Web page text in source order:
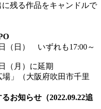
残る作品をキャンドルで
（日） いずれも17:00～
（月）に延期
」（大阪府吹田市千里
お知らせ（2022.09.22追